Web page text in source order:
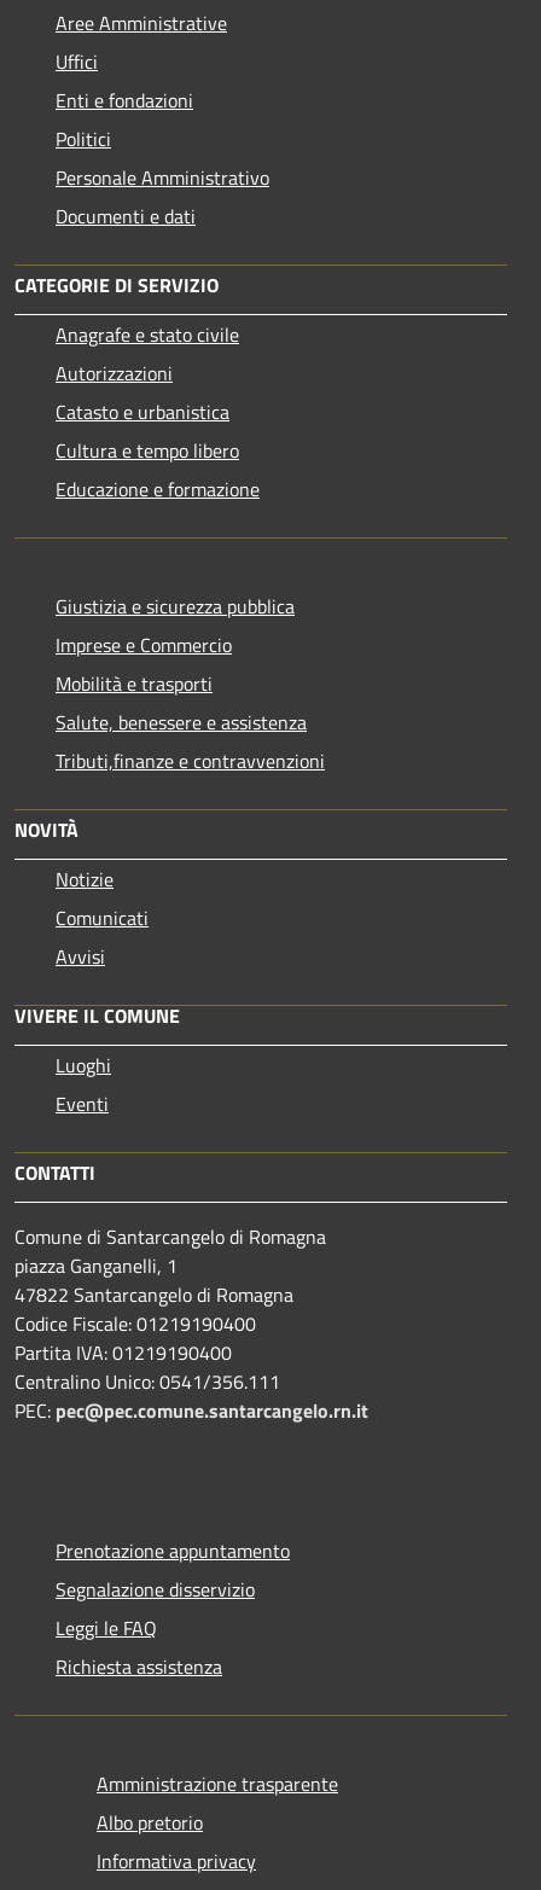
Aree Amministrative
Uffici
Enti e fondazioni
Politici
Personale Amministrativo
Documenti e dati
CATEGORIE DI SERVIZIO
Anagrafe e stato civile
Autorizzazioni
Catasto e urbanistica
Cultura e tempo libero
Educazione e formazione
Giustizia e sicurezza pubblica
Imprese e Commercio
Mobilità e trasporti
Salute, benessere e assistenza
Tributi,finanze e contravvenzioni
NOVITÀ
Notizie
Comunicati
Avvisi
VIVERE IL COMUNE
Luoghi
Eventi
CONTATTI
Comune di Santarcangelo di Romagna
piazza Ganganelli, 1
47822 Santarcangelo di Romagna
Codice Fiscale: 01219190400
Partita IVA: 01219190400
Centralino Unico: 0541/356.111
PEC: pec@pec.comune.santarcangelo.rn.it
Prenotazione appuntamento
Segnalazione disservizio
Leggi le FAQ
Richiesta assistenza
Amministrazione trasparente
Albo pretorio
Informativa privacy